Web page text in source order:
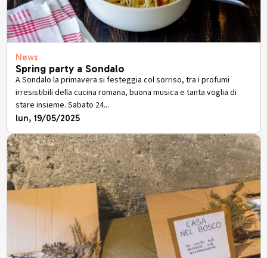
News
Spring party a Sondalo
A Sondalo la primavera si festeggia col sorriso, tra i profumi
irresistibili della cucina romana, buona musica e tanta voglia di
stare insieme. Sabato 24...
lun, 19/05/2025